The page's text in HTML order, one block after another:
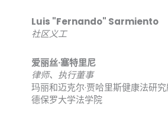
Luis "Fernando" Sarmiento
社区义工
爱丽丝·塞特里尼
律师、执行董事
玛丽和迈克尔·贾哈里斯健康法研
德保罗大学法学院